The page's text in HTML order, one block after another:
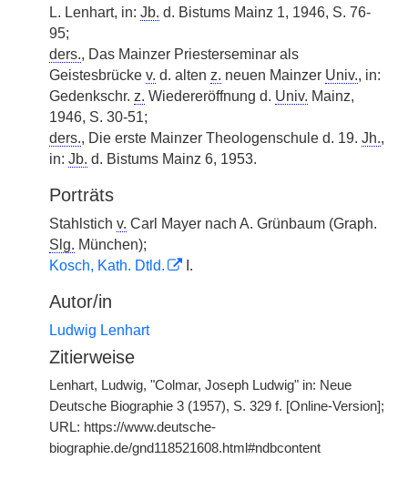
L. Lenhart, in: Jb. d. Bistums Mainz 1, 1946, S. 76-
95;
ders., Das Mainzer Priesterseminar als
Geistesbrücke v. d. alten z. neuen Mainzer Univ., in:
Gedenkschr. z. Wiedereröffnung d. Univ. Mainz,
1946, S. 30-51;
ders., Die erste Mainzer Theologenschule d. 19. Jh.,
in: Jb. d. Bistums Mainz 6, 1953.
Porträts
Stahlstich v. Carl Mayer nach A. Grünbaum (Graph.
Slg. München);
Kosch, Kath. Dtld.
I.
Autor/in
Ludwig Lenhart
Zitierweise
Lenhart, Ludwig, "Colmar, Joseph Ludwig" in: Neue
Deutsche Biographie 3 (1957), S. 329 f. [Online-Version];
URL: https://www.deutsche-
biographie.de/gnd118521608.html#ndbcontent